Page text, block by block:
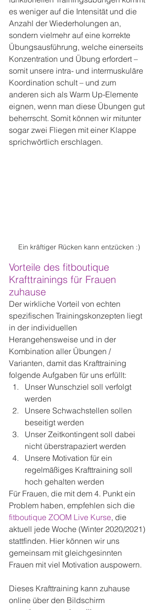
es weniger auf die Intensität und die
Anzahl der Wiederholungen an,
sondern vielmehr auf eine korrekte
Übungsausführung, welche einerseits
Konzentration und Übung erfordert –
somit unsere intra- und intermuskuläre
Koordination schult – und zum
anderen sich als Warm Up-Elemente
eignen, wenn man diese Übungen gut
beherrscht. Somit können wir mitunter
sogar zwei Fliegen mit einer Klappe
sprichwörtlich erschlagen.
Ein kräftiger Rücken kann entzücken :)
Vorteile des fitboutique
Krafttrainings für Frauen
zuhause
Der wirkliche Vorteil von echten
spezifischen Trainingskonzepten liegt
in der individuellen
Herangehensweise und in der
Kombination aller Übungen /
Varianten, damit das Krafttraining
folgende Aufgaben für uns erfüllt:
Unser Wunschziel soll verfolgt
werden
Unsere Schwachstellen sollen
beseitigt werden
Unser Zeitkontingent soll dabei
nicht überstrapaziert werden
Unsere Motivation für ein
regelmäßiges Krafttraining soll
hoch gehalten werden
Für Frauen, die mit dem 4. Punkt ein
Problem haben, empfehlen sich die
fitboutique ZOOM Live Kurse, die
aktuell jede Woche (Winter 2020/2021)
stattfinden. Hier können wir uns
gemeinsam mit gleichgesinnten
Frauen mit viel Motivation auspowern.
Dieses Krafttraining kann zuhause
online über den Bildschirm